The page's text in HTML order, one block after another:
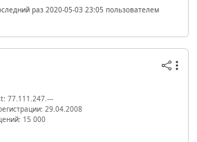
раз 2020-05-03 23:05 пользователем
77.111.247.---
29.04.2008
15 000